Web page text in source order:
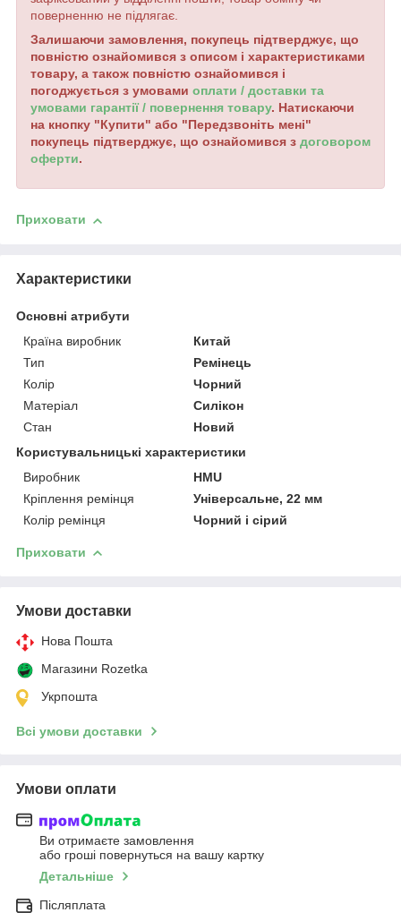
поверненню не підлягає.
Залишаючи замовлення, покупець підтверджує, що
повністю ознайомився з описом і характеристиками
товару, а також повністю ознайомився і
погоджується з умовами оплати / доставки та
умовами гарантії / повернення товару. Натискаючи
на кнопку "Купити" або "Передзвоніть мені"
покупець підтверджує, що ознайомився з договором
оферти.
Приховати
Характеристики
Основні атрибути
Країна виробник
Китай
Тип
Ремінець
Колір
Чорний
Матеріал
Силікон
Стан
Новий
Користувальницькі характеристики
Виробник
HMU
Кріплення ремінця
Універсальне, 22 мм
Колір ремінця
Чорний і сірий
Приховати
Умови доставки
Нова Пошта
Магазини Rozetka
Укрпошта
Всі умови доставки
Умови оплати
Ви отримаєте замовлення
або гроші повернуться на вашу картку
Детальніше
Післяплата